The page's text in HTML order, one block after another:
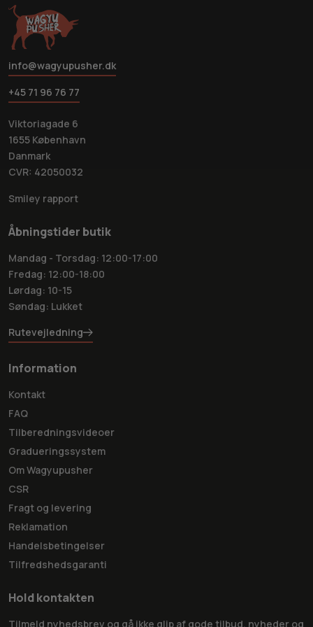
info@wagyupusher.dk
+45 71 96 76 77
Viktoriagade 6
1655 København
Danmark
CVR: 42050032
Smiley rapport
Åbningstider butik
Mandag - Torsdag: 12:00-17:00
Fredag: 12:00-18:00
Lørdag: 10-15
Søndag: Lukket
Rutevejledning
Information
Kontakt
FAQ
Tilberedningsvideoer
Gradueringssystem
Om Wagyupusher
CSR
Fragt og levering
Reklamation
Handelsbetingelser
Tilfredshedsgaranti
Hold kontakten
Tilmeld nyhedsbrev og gå ikke glip af gode tilbud, nyheder og